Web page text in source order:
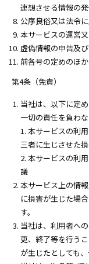
連想させる情報の
公序良俗又は法令
本サービスの運営
虚偽情報の申告及
前各号の定めのほ
第4条（免責）
当社は、以下に定
一切の責任を負わな
1. 本サービスの利
三者に生じさせた
2. 本サービスの利
議
本サービス上の情
に損害が生じた場
す。
当社は、利用者へ
更、終了等を行う
が生じたとしても